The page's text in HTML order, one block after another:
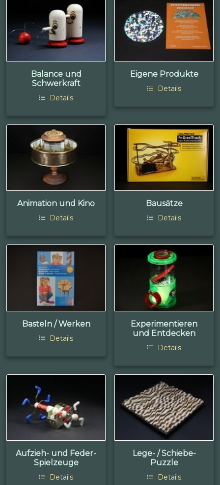
Balance und
Schwerkraft
Details
Eigene Produkte
Details
Animation und Kino
Details
Bausätze
Details
Basteln / Werken
Details
Experimentieren
und Entdecken
Details
Aufzieh- und Feder-
Spielzeuge
Details
Lege- / Schiebe-
Puzzle
Details